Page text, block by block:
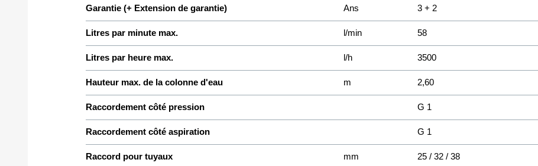
Garantie (+ Extension de garantie) Ans 3 + 2
Litres par minute max. l/min 58
Litres par heure max. l/h 3500
Hauteur max. de la colonne d'eau m 2,60
Raccordement côté pression G 1
Raccordement côté aspiration G 1
Raccord pour tuyaux mm 25 / 32 / 38